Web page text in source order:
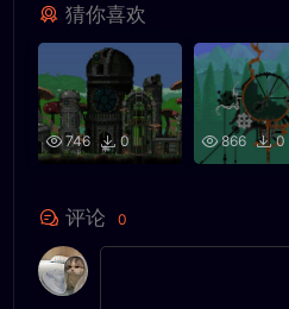
猜你喜欢
746 0 866 0
评论 0